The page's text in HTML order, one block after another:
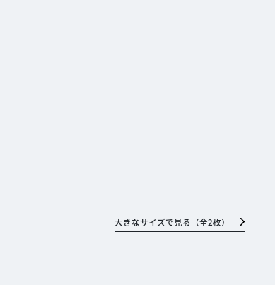
大きなサイズで見る（全2枚）